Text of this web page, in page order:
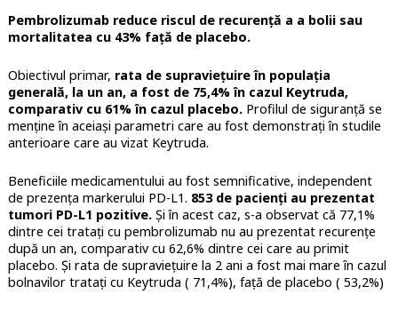
Pembrolizumab reduce riscul de recurență a a bolii sau
mortalitatea cu 43% față de placebo.
Obiectivul primar, rata de supraviețuire în populația
generală, la un an, a fost de 75,4% în cazul Keytruda,
comparativ cu 61% în cazul placebo.Profilul de siguranță se
menține în aceiași parametri care au fost demonstrați în studile
anterioare care au vizat Keytruda.
Beneficiile medicamentului au fost semnificative, independent
de prezența markerului PD-L1. 853 de pacienți au prezentat
tumori PD-L1 pozitive.Și în acest caz, s-a observat că 77,1%
dintre cei tratați cu pembrolizumab nu au prezentat recurențe
după un an, comparativ cu 62,6% dintre cei care au primit
placebo. Și rata de supraviețuire la 2 ani a fost mai mare în cazul
bolnavilor tratați cu Keytruda ( 71,4%), față de placebo ( 53,2%)